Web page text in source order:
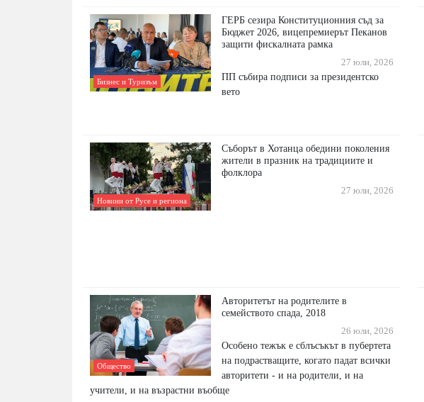
Бизнес и Туризъм
ГЕРБ сезира Конституционния съд за
Бюджет 2026, вицепремиерът Пеканов
защити фискалната рамка
27 юли, 2026
ПП събира подписи за президентско
вето
Новини от Русе и региона
Съборът в Хотанца обедини поколения
жители в празник на традициите и
фолклора
27 юли, 2026
Общество
Авторитетът на родителите в
семейството спада, 2018
26 юли, 2026
Особено тежък е сблъсъкът в пубертета
на подрастващите, когато падат всички
авторитети - и на родители, и на
учители, и на възрастни въобще